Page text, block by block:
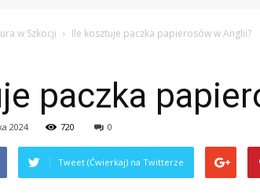
w Szkocji Ile kosztuje paczka papierosów w Anglii?
paczka
2024 720 0
Tweet (Ćwierkaj) na Twitterze